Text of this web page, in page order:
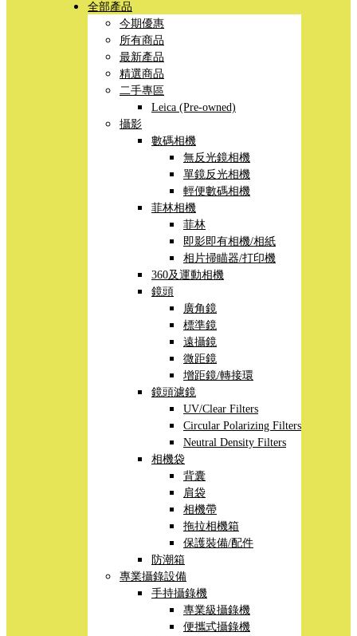
全部產品
今期優惠
所有商品
最新產品
精選商品
二手專區
Leica (Pre-owned)
攝影
數碼相機
無反光鏡相機
單鏡反光相機
輕便數碼相機
菲林相機
菲林
即影即有相機/相紙
相片掃瞄器/打印機
360及運動相機
鏡頭
廣角鏡
標準鏡
遠攝鏡
微距鏡
增距鏡/轉接環
鏡頭濾鏡
UV/Clear Filters
Circular Polarizing Filters
Neutral Density Filters
相機袋
背囊
肩袋
相機帶
拖拉相機箱
保護裝備/配件
防潮箱
專業攝錄設備
手持攝錄機
專業級攝錄機
便攜式攝錄機